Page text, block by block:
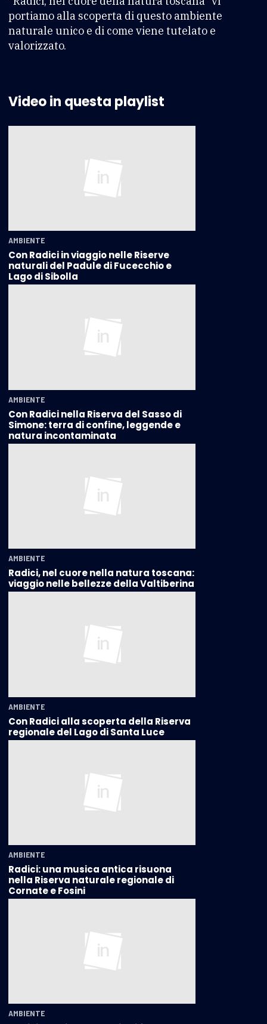
portiamo alla scoperta di questo ambiente
naturale unico e di come viene tutelato e
valorizzato.
Video in questa playlist
AMBIENTE
Con Radici in viaggio nelle Riserve
naturali del Padule di Fucecchio e
Lago di Sibolla
AMBIENTE
Con Radici nella Riserva del Sasso di
Simone: terra di confine, leggende e
natura incontaminata
AMBIENTE
Radici, nel cuore nella natura toscana:
viaggio nelle bellezze della Valtiberina
AMBIENTE
Con Radici alla scoperta della Riserva
regionale del Lago di Santa Luce
AMBIENTE
Radici: una musica antica risuona
nella Riserva naturale regionale di
Cornate e Fosini
AMBIENTE